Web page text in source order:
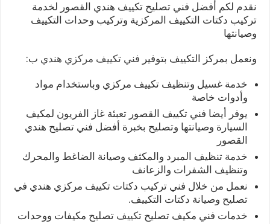
نقدم لكم أفضل فني تصليح تكييف هندي القصور لخدمة
تركيب دكتات التكييف المركزية وتركيب وحدات التكييف
وصيانتها
ونعمل بمركز التكييف بتوفير فني تكييف مركزي هندي ب:
خدمة غسيل وتنظيف تكييف مركزي وباستخدام مواد
وأدوات خاصة
يوفر أيضا فني تكييف القصور تعبئة غاز الفريون لمكيف
السيارة وصيانتها وتصليح بخبرة أفضل فني تصليح هندي
القصور
خدمة تنظيف المبرد والمكثف وصيانة الضاغط والمحرك
وتنظيف الشفرات والزعانف
نعمل من خلال فني تركيب دكتات تكييف مركزي هندي في
تصليح وصيانة دكتات التكييف.
خدمات فني مكيف تصليحتكييف تصليح مكيفات ووحدات